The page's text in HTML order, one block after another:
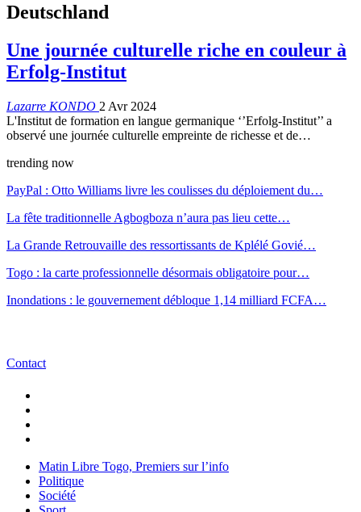
Deutschland
Une journée culturelle riche en couleur à
Erfolg-Institut
Lazarre KONDO 2 Avr 2024
L'Institut de formation en langue germanique ‘’Erfolg-Institut’’ a
observé une journée culturelle empreinte de richesse et de…
trending now
PayPal : Otto Williams livre les coulisses du déploiement du…
La fête traditionnelle Agbogboza n’aura pas lieu cette…
La Grande Retrouvaille des ressortissants de Kplélé Govié…
Togo : la carte professionnelle désormais obligatoire pour…
Inondations : le gouvernement débloque 1,14 milliard FCFA…
Contact
Matin Libre Togo, Premiers sur l’info
Politique
Société